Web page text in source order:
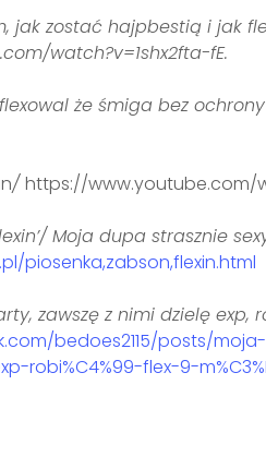
jak zostać hajpbestią i jak
watch?v=1shx2fta-fE.
że śmiga bez
/https://www.youtube.com/
Moja dupa strasznie
piosenka,zabson,flexin.html
zawszę z nimi dzielę exp,
bedoes2115/posts/
robi%C4%99-flex-9-